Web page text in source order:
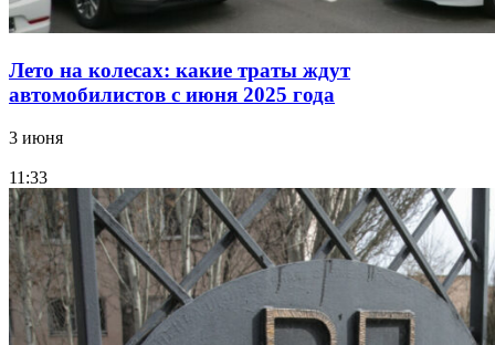
Лето на колесах: какие траты ждут
автомобилистов с июня 2025 года
3 июня
11:33